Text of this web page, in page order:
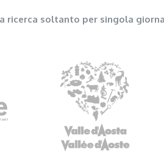
ricerca soltanto per singola